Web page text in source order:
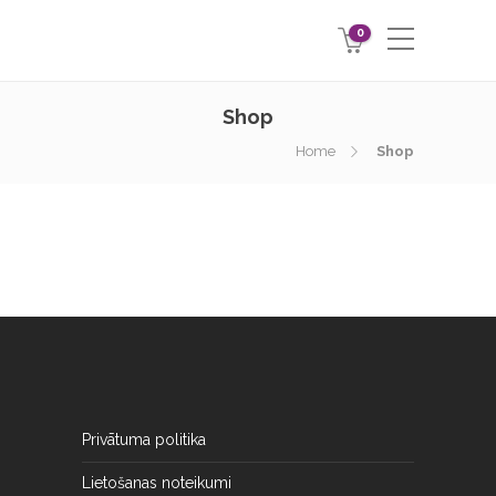
0
Shop
Home Shop
Privātuma politika
Lietošanas noteikumi